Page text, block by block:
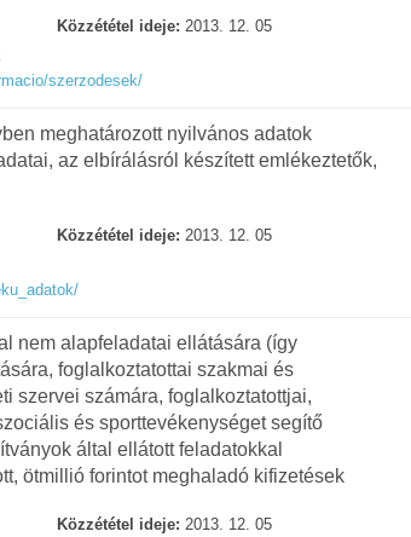
Közzététel ideje: 2013. 12. 05
szerzodesek/
meghatározott nyilvános adatok
az elbírálásról készített emlékeztetők,
Közzététel ideje: 2013. 12. 05
nem alapfeladatai ellátására (így
foglalkoztatottai szakmai és
szervei számára, foglalkoztatottjai,
és sporttevékenységet segítő
által ellátott feladatokkal
ötmillió forintot meghaladó kifizetések
Közzététel ideje: 2013. 12. 05